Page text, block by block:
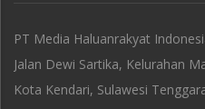
PT Media Haluanrakyat
Jalan Dewi Sartika, Kelurahan
Kota Kendari, Sulawesi